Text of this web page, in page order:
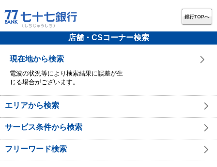
銀行TOPへ
店舗・CSコーナー検索
現在地から検索
電波の状況等により検索結果に誤差が生
じる場合がございます。
エリアから検索
サービス条件から検索
フリーワード検索